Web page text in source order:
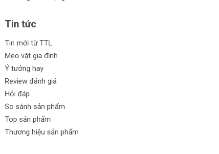
Tin tức
Tin mới từ TTL
Mẹo vặt gia đình
Ý tưởng hay
Review đánh giá
Hỏi đáp
So sánh sản phẩm
Top sản phẩm
Thương hiệu sản phẩm